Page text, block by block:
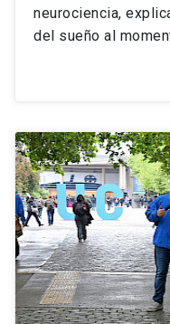
neurociencia,
del sueño al